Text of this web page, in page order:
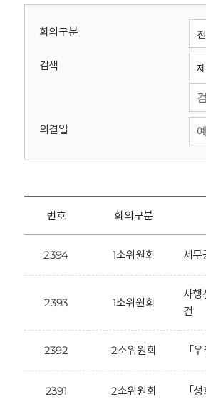
회
회의구분
검색
의결일
번호 회의구분
2394 1소위원회 세무
2393 1소위원회
사행
건
2392 2소위원회 「
2391 2소위원회 「